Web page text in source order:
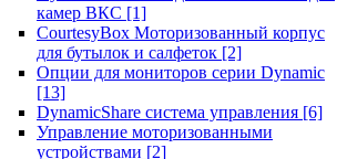
камер ВКС [1]
CourtesyBox Моторизованный корпус
для бутылок и салфеток [2]
Опции для мониторов серии Dynamic
[13]
DynamicShare система управления [6]
Управление моторизованными
устройствами [2]